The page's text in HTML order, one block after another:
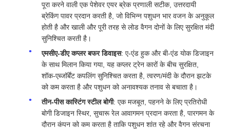
पूरा करने वाली एक पेशेवर एयर ब्रेक प्रणाली सटीक, उत्तरदायी
ब्रेकिंग पावर प्रदान करती है, जो विभिन्न पशुधन भार वजन के अनुकूल
होती है और खाली और पूरी तरह से लोड वैगन दोनों के लिए सुरक्षित मंदी
सुनिश्चित करती है।
एमसीए-डीए कप्लर बफर डिवाइस: ए-एंड हुक और बी-एंड योक डिजाइन
के साथ मिलान किया गया, यह कप्लर ट्रेन कारों के बीच सुरक्षित,
शॉक-एब्जॉर्बेंट कपलिंग सुनिश्चित करता है, त्वरण/मंदी के दौरान झटके
को कम करता है और पशुधन को अनावश्यक तनाव से बचाता है।
तीन-पीस कास्टिंग स्टील बोगी: एक मजबूत, पहनने के लिए प्रतिरोधी
बोगी डिजाइन स्थिर, सुचारू रेल आवागमन प्रदान करता है, पारगमन के
दौरान कंपन को कम करता है ताकि पशुधन शांत रहे और वैगन संरचना